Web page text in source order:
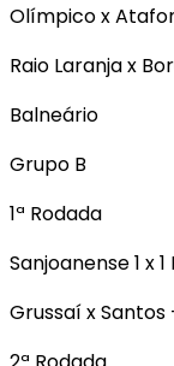
Olímpico x
Raio Laranja x
Balneário
Grupo B
1ª Rodada
Sanjoanense 1 x
Grussaí x Santos